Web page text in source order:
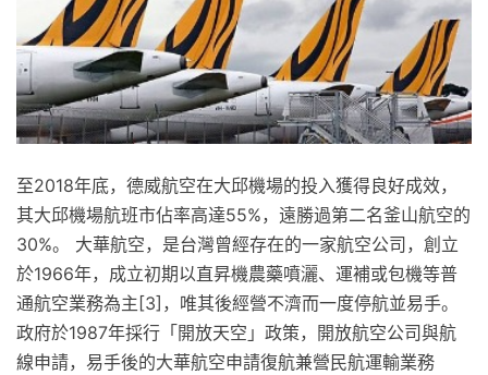
至2018年底，德威航空在大邱機場的投入獲得良好成效，
其大邱機場航班市佔率高達55%，遠勝過第二名釜山航空的
30%。 大華航空，是台灣曾經存在的一家航空公司，創立
於1966年，成立初期以直昇機農藥噴灑、運補或包機等普
通航空業務為主[3]，唯其後經營不濟而一度停航並易手。
政府於1987年採行「開放天空」政策，開放航空公司與航
線申請，易手後的大華航空申請復航兼營民航運輸業務